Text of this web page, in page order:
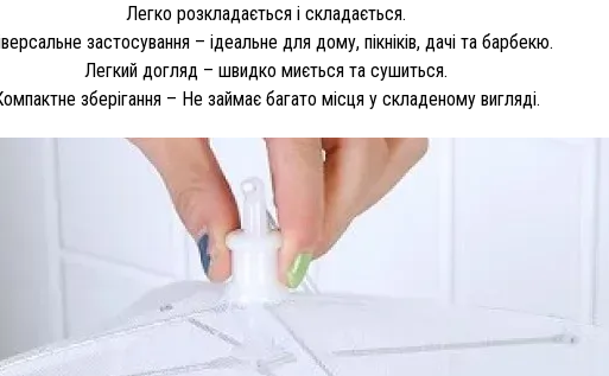
Легко розкладається і складається.
застосування – ідеальне для дому, пікніків, дачі та барбекю.
Легкий догляд – швидко миється та сушиться.
зберігання – Не займає багато місця у складеному вигляді.